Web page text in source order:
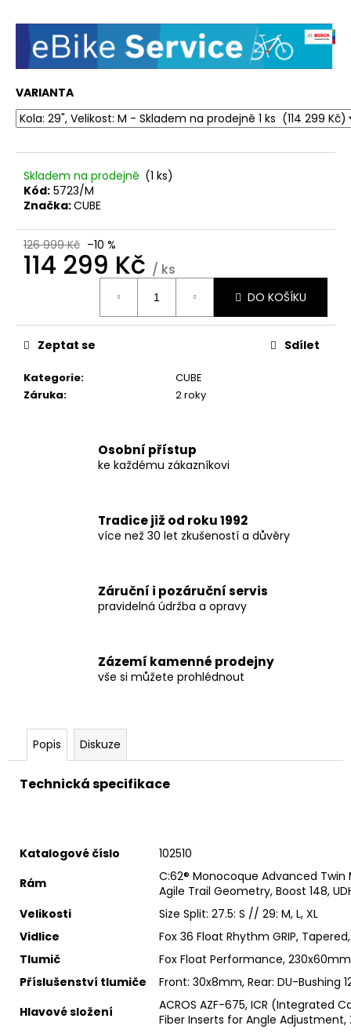
VARIANTA
Skladem na prodejně (1 ks)
Kód: 5723/M
Značka:CUBE
126 999 Kč –10 %
114 299 Kč / ks
DO KOŠÍKU
Kategorie:
CUBE
Záruka: 2 roky
Zeptat se Sdílet
Osobní přístup
ke každému zákazníkovi
Tradice již od roku 1992
více než 30 let zkušeností a důvěry
Záruční i pozáruční servis
pravidelná údržba a opravy
Zázemí kamenné prodejny
vše si můžete prohlédnout
Popis Diskuze
Technická specifikace
Katalogové číslo
102510
Rám
C:62® Monocoque Advanced Twin
Agile Trail Geometry, Boost 148,
Velikosti
Size Split: 27.5: S // 29: M, L, XL
Vidlice
Fox 36 Float Rhythm GRIP,
Tlumič
Fox Float Performance,
Příslušenství tlumiče
Front: 30x8mm, Rear: DU-Bushing
Hlavové složení
ACROS AZF-675, ICR (Integrated
Fiber Inserts for Angle